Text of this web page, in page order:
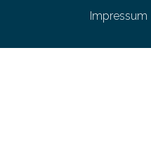
Impressum